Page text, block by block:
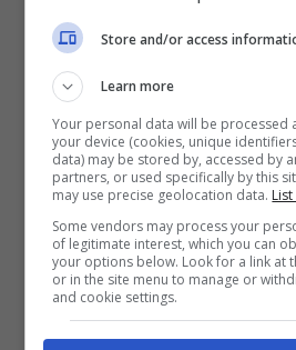
calciomercato
giallorosso è riuscito
nelle 48 ore stabilitosi
parigini, andando
numericamente in rosa
Store and/or access
Learn more
Your personal data will be
your device (cookies, unique
data) may be stored by, accessed by
partners, or used specifically by this
may use precise geolocation data.
Some vendors may process your
of legitimate interest, which you can
your options below. Look for a link at
or in the site menu to manage or
and cookie settings.